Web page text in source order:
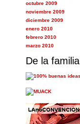
octubre 2009
noviembre 2009
diciembre 2009
enero 2010
febrero 2010
marzo 2010
De la familia